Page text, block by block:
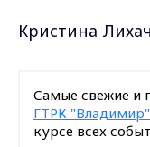
Кристина
Самые свежие и
ГТРК "Владимир"
курсе всех